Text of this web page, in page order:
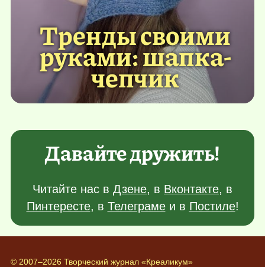
Тренды своими
руками: шапка-
чепчик
Давайте дружить!
Читайте нас в Дзене, в Вконтакте, в
Пинтересте, в Телеграмеи в Постиле!
© 2007–2026 Творческий журнал «Креаликум»